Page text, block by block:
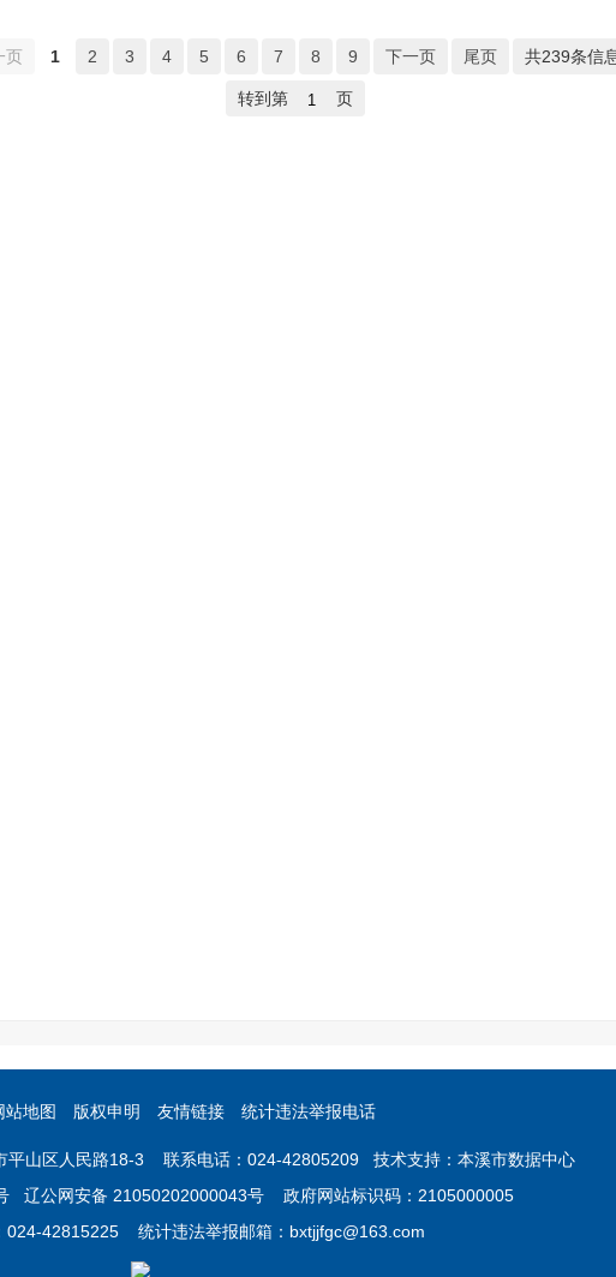
页 1 2 3 4 5 6 7 8 9 下一页 尾页 共239条信
转到第 页
站地图 版权申明 友情链接 统计违法举报电话
平山区人民路18-3 联系电话：024-42805209 技术支持：本溪市数据中心
辽公网安备 21050202000043号 政府网站标识码：2105000005
024-42815225 统计违法举报邮箱：bxtjjfgc@163.com